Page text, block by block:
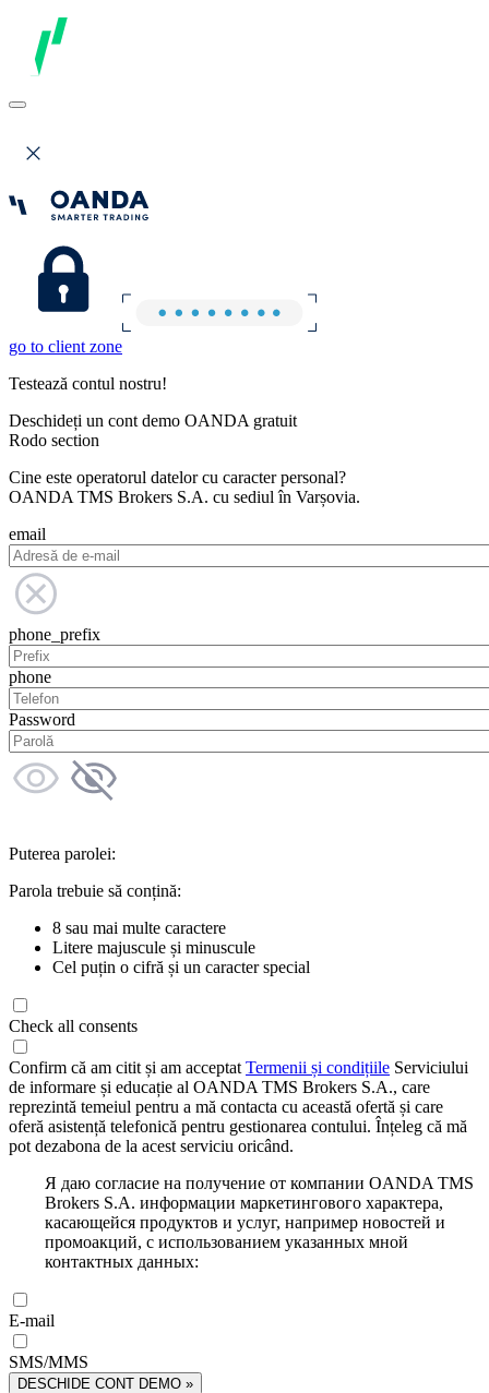
go to client zone
Testează contul nostru!
Deschideți un cont demo OANDA gratuit
Rodo section
Cine este operatorul datelor cu caracter personal?
OANDA TMS Brokers S.A. cu sediul în Varșovia.
email
phone_prefix
phone
Password
Puterea parolei:
Parola trebuie să conțină:
8 sau mai multe caractere
Litere majuscule și minuscule
Cel puțin o cifră și un caracter special
Check all consents
Confirm că am citit și am acceptat Termenii și condițiile Serviciului
de informare și educație al OANDA TMS Brokers S.A., care
reprezintă temeiul pentru a mă contacta cu această ofertă și care
oferă asistență telefonică pentru gestionarea contului. Înțeleg că mă
pot dezabona de la acest serviciu oricând.
Я даю согласие на получение от компании OANDA TMS
Brokers S.A. информации маркетингового характера,
касающейся продуктов и услуг, например новостей и
промоакций, с использованием указанных мной
контактных данных:
E-mail
SMS/MMS
DESCHIDE CONT DEMO »